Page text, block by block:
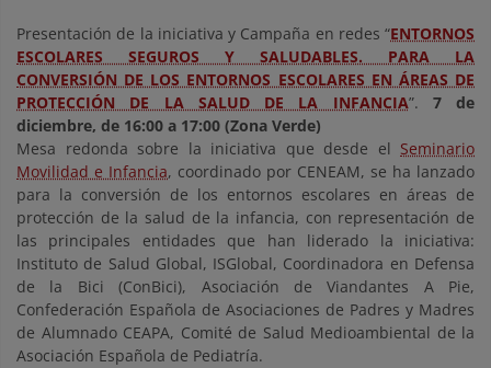
Presentación de la iniciativa y Campaña en redes “ENTORNOS
ESCOLARES SEGUROS Y SALUDABLES. PARA LA
CONVERSIÓN DE LOS ENTORNOS ESCOLARES EN ÁREAS DE
PROTECCIÓN DE LA SALUD DE LA INFANCIA”. 7 de
diciembre, de 16:00 a 17:00 (Zona Verde)
Mesa redonda sobre la iniciativa que desde el Seminario
Movilidad e Infancia, coordinado por CENEAM, se ha lanzado
para la conversión de los entornos escolares en áreas de
protección de la salud de la infancia, con representación de
las principales entidades que han liderado la iniciativa:
Instituto de Salud Global, ISGlobal, Coordinadora en Defensa
de la Bici (ConBici), Asociación de Viandantes A Pie,
Confederación Española de Asociaciones de Padres y Madres
de Alumnado CEAPA, Comité de Salud Medioambiental de la
Asociación Española de Pediatría.